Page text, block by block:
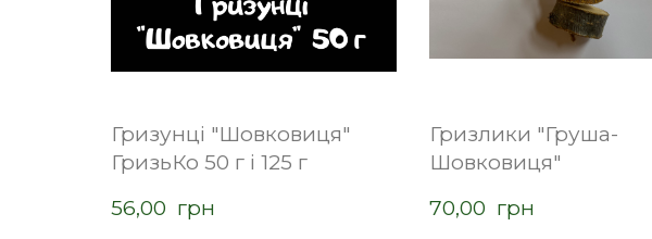
Гризунці "Шовковиця"
ГризьКо 50 г і 125 г
56,00  грн
Гризлики "Груша-
Шовковиця"
70,00  грн